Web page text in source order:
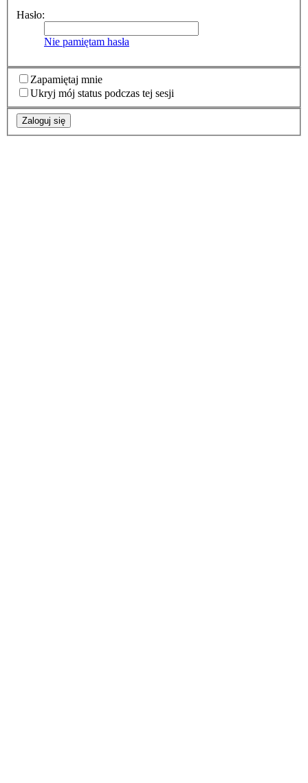
Hasło:
Nie pamiętam hasła
Zapamiętaj mnie
Ukryj mój status podczas tej sesji